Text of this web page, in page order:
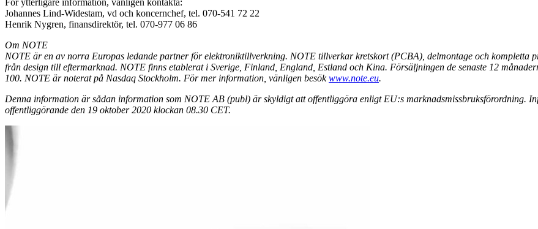
Johannes Lind-Widestam, vd och koncernchef, tel. 070-541 72 22
Henrik Nygren, finansdirektör, tel. 070-977 06 86
Om NOTE
NOTE är en av norra Europas ledande partner för elektroniktillverkning. NOTE tillverkar kretskort (PCBA), delmontage och kompletta
från design till eftermarknad. NOTE finns etablerat i Sverige, Finland, England, Estland och Kina. Försäljningen de senaste 12
100. NOTE är noterat på Nasdaq Stockholm. För mer information, vänligen besökwww.note.eu.
Denna information är sådan information som NOTE AB (publ) är skyldigt att offentliggöra enligt EU:s marknadsmissbruksförordning.
offentliggörande den 19 oktober2020 klockan 08.30 CET.